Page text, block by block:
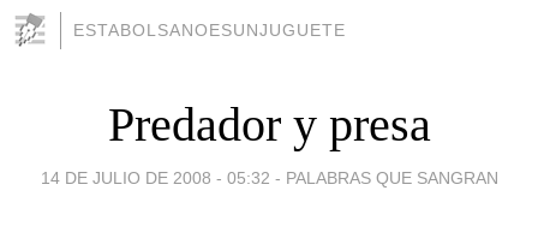
ESTABOLSANOESUNJUGUETE
Predador y presa
14 DE JULIO DE 2008 - 05:32 - PALABRAS QUE SANGRAN